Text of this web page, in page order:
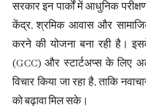
सरकार इन पार्कों में आधुनिक
केंद्र, श्रमिक आवास और
करने की योजना बना रही है।
(GCC) और स्टार्टअप्स के लिए
विचार किया जा रहा है, ताकि
को बढ़ावा मिल सके।